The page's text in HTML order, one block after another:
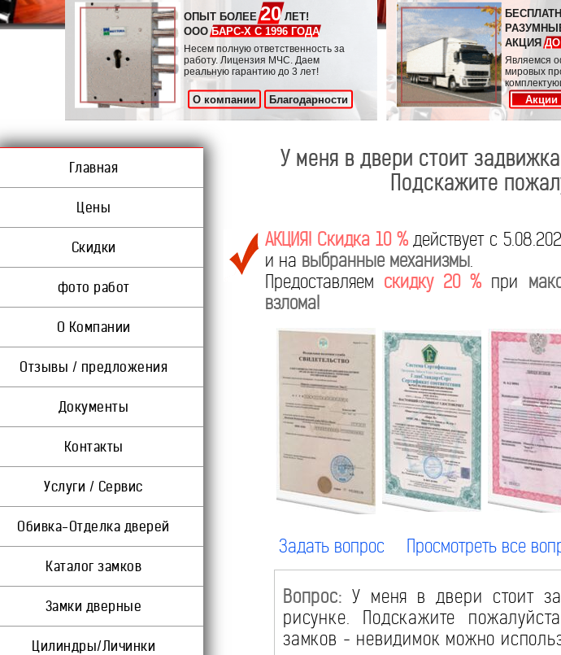
ОПЫТ БОЛЕЕ20ЛЕТ!
ОООБАРС-Х С 1996 ГОДА
Несем полную ответственность за
работу. Лицензия МЧС. Даем
реальную гарантию до 3 лет!
О компании Благодарности
АКЦИЯДО
Являемся
мировых
Акции
Главная
Цены
Скидки
фото работ
О Компании
Отзывы / предложения
Документы
Контакты
Услуги / Сервис
Обивка-Отделка дверей
Каталог замков
Замки дверные
Цилиндры/Личинки
У меня в двери стоит
Подскажите
АКЦИЯ! Скидка 10 %действует с
и на выбранные механизмы.
Предоставляем скидку 20 % при
взлома!
Задать вопрос Просмотреть все
Вопрос: У меня в двери стоит
рисунке. Подскажите
замков - невидимок можно